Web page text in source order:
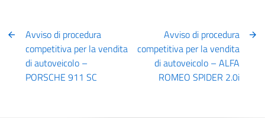
Avviso di procedura
competitiva per la vendita
di autoveicolo –
PORSCHE 911 SC
Avviso di procedura
competitiva per la vendita
di autoveicolo – ALFA
ROMEO SPIDER 2.0i